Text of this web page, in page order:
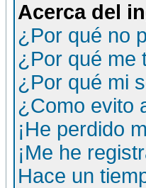
Acerca del
¿Por qué no
¿Por qué me
¿Por qué mi
¿Como evito
¡He perdido
¡Me he
Hace un